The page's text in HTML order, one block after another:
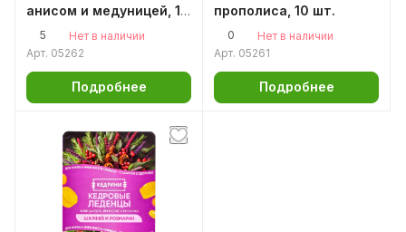
анисом и медуницей, 10
шт.
5
Нет в наличии
Арт. 05262
Подробнее
прополиса, 10 шт.
0
Нет в наличии
Арт. 05261
Подробнее